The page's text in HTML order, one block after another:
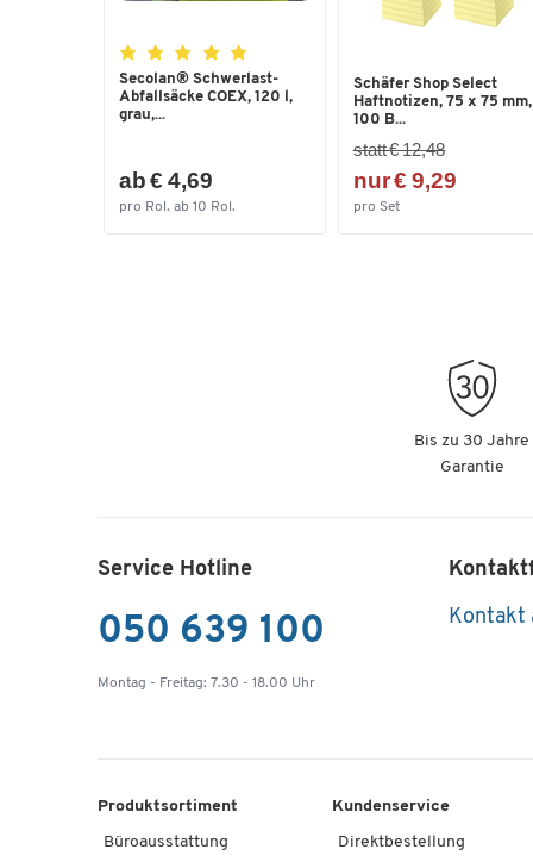
Secolan® Schwerlast-
Abfallsäcke COEX, 120 l,
grau,...
ab € 4,69
pro Rol. ab 10 Rol.
Schäfer Shop Select
Haftnotizen, 75 x 75 mm,
100 B...
statt € 12,48
nur € 9,29
pro Set
Bis zu 30 Jahre
Garantie
Service Hotline
050 639 100
Montag - Freitag: 7.30 - 18.00 Uhr
Kontakt
Produktsortiment
Büroausstattung
Kundenservice
Direktbestellung